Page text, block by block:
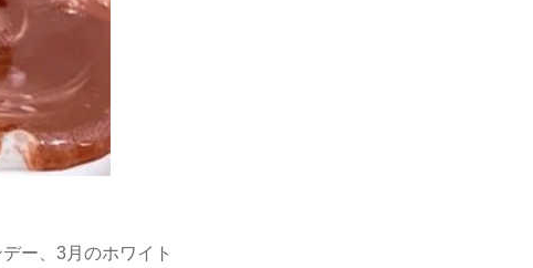
ー、3月のホワイト